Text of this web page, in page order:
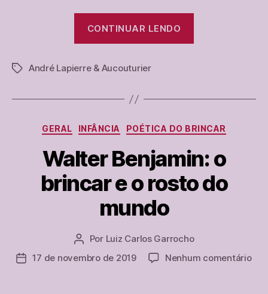
CONTINUAR LENDO
sua
para
aula
de
TagsAndré Lapierre & Aucouturier
Categorias
GERAL INFÂNCIA POÉTICA DO BRINCAR
Walter Benjamin: o
brincar e o rosto do
mundo
Autor
do
Por Luiz Carlos Garrocho
Data17 de novembro de 2019 Nenhum comentárioem